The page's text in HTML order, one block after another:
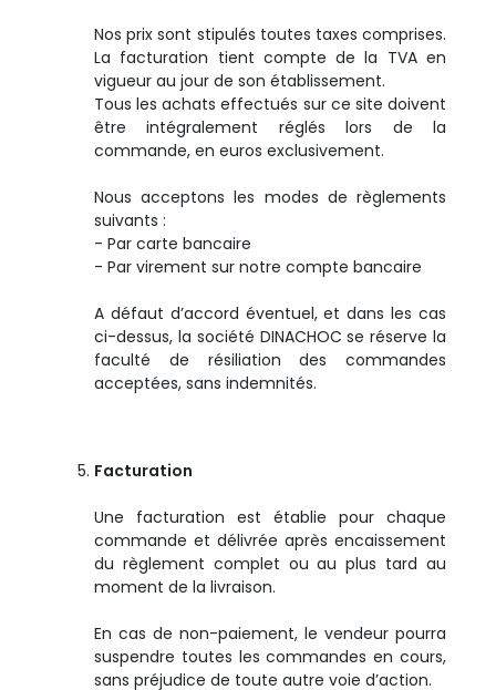
Nos prix sont stipulés toutes taxes comprises.
La facturation tient compte de la TVA en
vigueur au jour de son établissement.
Tous les achats effectués sur ce site doivent
être intégralement réglés lors de la
commande, en euros exclusivement.
Nous acceptons les modes de règlements
suivants :
- Par carte bancaire
- Par virement sur notre compte bancaire
A défaut d’accord éventuel, et dans les cas
ci-dessus, la société DINACHOC se réserve la
faculté de résiliation des commandes
acceptées, sans indemnités.
Facturation
Une facturation est établie pour chaque
commande et délivrée après encaissement
du règlement complet ou au plus tard au
moment de la livraison.
En cas de non-paiement, le vendeur pourra
suspendre toutes les commandes en cours,
sans préjudice de toute autre voie d’action.